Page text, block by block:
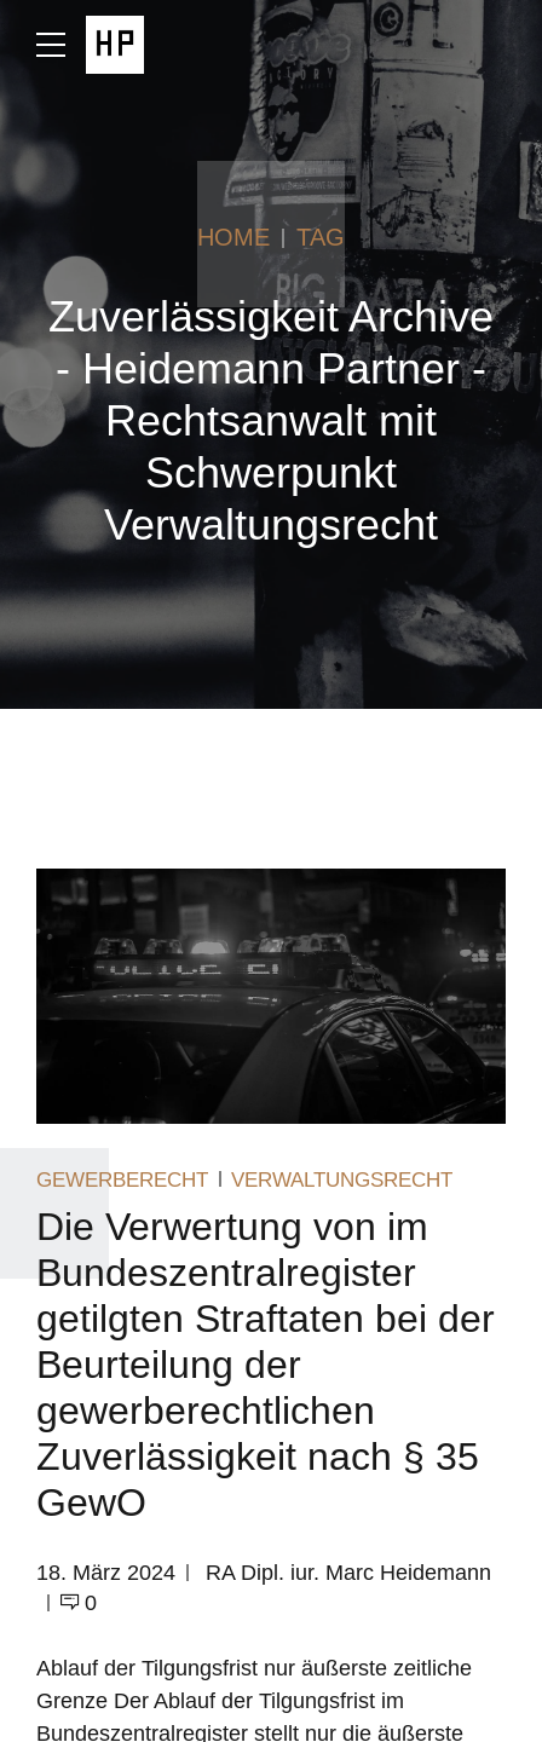
HOME TAG
Zuverlässigkeit Archive
- Heidemann Partner -
Rechtsanwalt mit
Schwerpunkt
Verwaltungsrecht
GEWERBERECHT VERWALTUNGSRECHT
Die Verwertung von im
Bundeszentralregister
getilgten Straftaten bei der
Beurteilung der
gewerberechtlichen
Zuverlässigkeit nach § 35
GewO
18. März 2024
RA Dipl. iur. Marc Heidemann
0
Ablauf der Tilgungsfrist nur äußerste zeitliche
Grenze Der Ablauf der Tilgungsfrist im
Bundeszentralregister stellt nur die äußerste